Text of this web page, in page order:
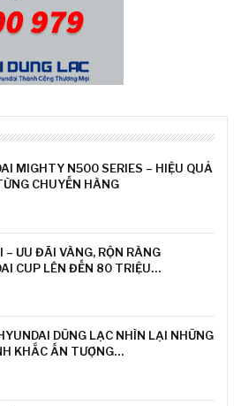
MIGHTY N500 SERIES – HIỆU QUẢ
CHUYẾN HÀNG
– ƯU ĐÃI VÀNG, RỘN RÀNG
CUP LÊN ĐẾN 80 TRIỆU…
DŨNG LẠC NHÌN LẠI NHỮNG
KHẮC ẤN TƯỢNG…